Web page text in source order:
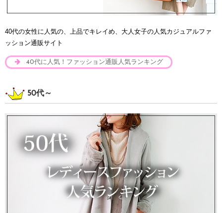
40代の女性に人気の、上品でキレイめ、大人女子の人気カジュアルファ
ッション通販サイト
40代に人気！ファッション通販人気ランキング
50代～